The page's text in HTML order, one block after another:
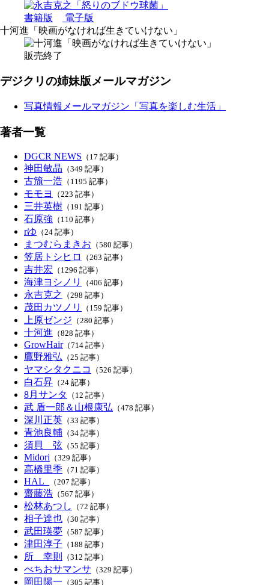
書籍版
電子版
十河進「映画がなければ生きていけない」
販売終了
デジクリの姉妹版メールマガジン
写真情報メールマガジン「写真を楽しむ生活」
著者一覧
DGCR NEWS （17 記事）
神田敏晶 （349 記事）
古籏一浩 （1195 記事）
モモヨ （223 記事）
三井英樹 （191 記事）
石原強 （110 記事）
rゆ （24 記事）
まつむらまきお （580 記事）
笠居トシヒロ （263 記事）
吉井宏 （1296 記事）
海津ヨシノリ （406 記事）
永吉克之 （298 記事）
茂田カツノリ （159 記事）
上原ゼンジ （280 記事）
十河進 （828 記事）
GrowHair（714 記事）
鷹野雅弘 （25 記事）
ヤマシタクニコ （526 記事）
白石昇 （24 記事）
8月サンタ （12 記事）
武 盾一郎＆山根康弘 （478 記事）
深川正英 （33 記事）
青池良輔 （34 記事）
須貝 弦 （55 記事）
Midori （329 記事）
高橋里季 （71 記事）
HAL_ （207 記事）
齋藤浩 （567 記事）
松林あつし （72 記事）
相子達也 （30 記事）
武田瑛夢 （587 記事）
津田淳子 （188 記事）
所 幸則 （312 記事）
べちおサマンサ （329 記事）
岡田陽一 （305 記事）